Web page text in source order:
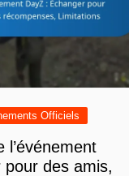
Officiels
l’événement
des amis,